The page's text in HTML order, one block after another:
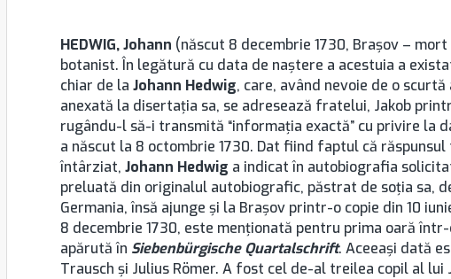
HEDWIG, Johann (născut 8 decembrie 1730, Brașov –
botanist. În legătură cu data de naştere a acestuia a
chiar de la Johann Hedwig, care, având nevoie de o
anexată la disertaţia sa, se adresează fratelui, Jakob
rugându-l să-i transmită “informaţia exactă” cu privire la
a născut la 8 octombrie 1730. Dat fiind faptul că
întârziat, Johann Hedwig a indicat în autobiografia
preluată din originalul autobiografic, păstrat de soţia sa,
Germania, însă ajunge şi la Brașov printr-o copie din 10
8 decembrie 1730, este menţionată pentru prima oară
apărută în Siebenbürgische Quartalschrift. Aceeaşi dată
Trausch şi Julius Römer. A fost cel de-al treilea copil al lui